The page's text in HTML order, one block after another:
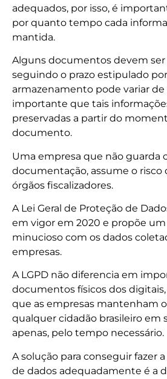
adequados, por isso, é
por quanto tempo cada
mantida.
Alguns documentos devem ser
seguindo o prazo estipulado
armazenamento pode variar de
importante que tais
preservadas a partir do
documento.
Uma empresa que não guarda
documentação, assume o risco
órgãos fiscalizadores.
A Lei Geral de Proteção de
em vigor em 2020 e propõe
minucioso com os dados
empresas.
A LGPD não diferencia em
documentos físicos dos
que as empresas mantenham
qualquer cidadão brasileiro em
apenas, pelo tempo necessário.
A solução para conseguir fazer
de dados adequadamente é a